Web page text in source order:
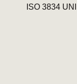
ISO 3834